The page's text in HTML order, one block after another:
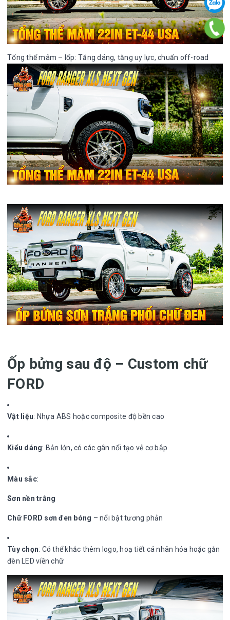
Tổng thể mâm – lốp: Tăng dáng, tăng uy lực, chuẩn off-road
Ốp bửng sau độ – Custom chữ
FORD
Vật liệu: Nhựa ABS hoặc composite độ bền cao
Kiểu dáng: Bản lớn, có các gân nổi tạo vẻ cơ bắp
Màu sắc:
Sơn nền trắng
Chữ FORD sơn đen bóng – nổi bật tương phản
Tùy chọn: Có thể khắc thêm logo, hoạ tiết cá nhân hóa hoặc gắn
đèn LED viền chữ